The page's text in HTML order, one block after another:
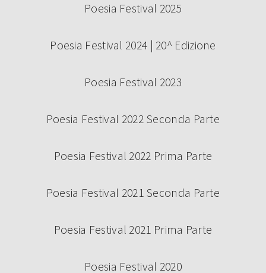
Poesia Festival 2025
Poesia Festival 2024 | 20^ Edizione
Poesia Festival 2023
Poesia Festival 2022 Seconda Parte
Poesia Festival 2022 Prima Parte
Poesia Festival 2021 Seconda Parte
Poesia Festival 2021 Prima Parte
Poesia Festival 2020